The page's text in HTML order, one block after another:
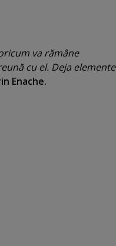
va rămâne
cu el. Deja elemente
Enache.